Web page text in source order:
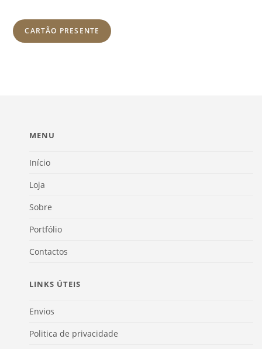
CARTÃO PRESENTE
MENU
Início
Loja
Sobre
Portfólio
Contactos
LINKS ÚTEIS
Envios
Politica de privacidade